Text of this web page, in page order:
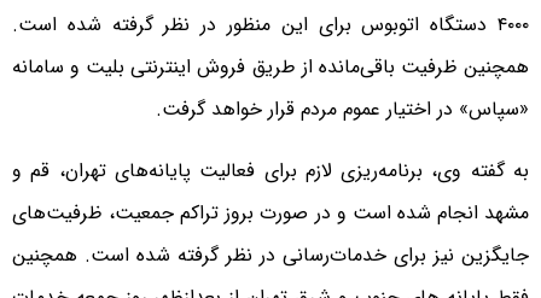
۴۰۰۰ دستگاه اتوبوس برای این منظور در نظر گرفته شده است.
همچنین ظرفیت باقی‌مانده از طریق فروش اینترنتی بلیت و سامانه
«سپاس» در اختیار عموم مردم قرار خواهد گرفت.
به گفته وی، برنامه‌ریزی لازم برای فعالیت پایانه‌های تهران، قم و
مشهد انجام شده است و در صورت بروز تراکم جمعیت، ظرفیت‌های
جایگزین نیز برای خدمات‌رسانی در نظر گرفته شده است. همچنین